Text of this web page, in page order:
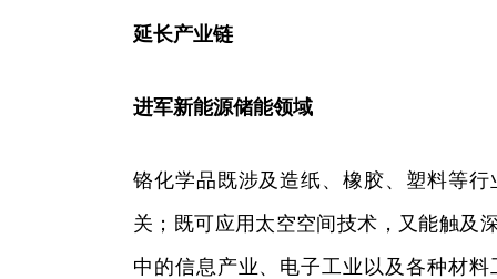
延长产业链
进军新能源储能领域
铬化学品既涉及造纸、橡胶、塑料等
关；既可应用太空空间技术，又能触及
中的信息产业、电子工业以及各种材